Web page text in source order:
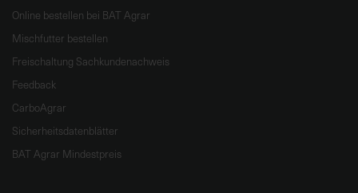
Online bestellen bei BAT Agrar
Mischfutter bestellen
Freischaltung Sachkundenachweis
Feedback
CarboAgrar
Sicherheitsdatenblätter
BAT Agrar Mindestpreis